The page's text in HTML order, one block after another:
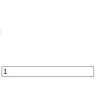
Arthrodesensitzkissen
Menge